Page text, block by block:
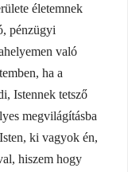
életemnek
pénzügyi
való
ha a
Istennek tetsző
megvilágításba
ki vagyok én,
hiszem hogy